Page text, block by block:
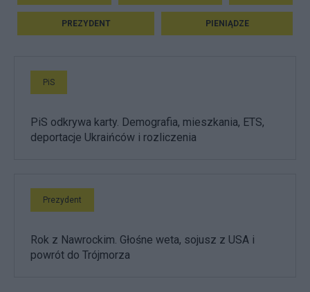
PREZYDENT PIENIĄDZE
PiS
PiS odkrywa karty. Demografia, mieszkania, ETS,
deportacje Ukraińców i rozliczenia
Prezydent
Rok z Nawrockim. Głośne weta, sojusz z USA i
powrót do Trójmorza